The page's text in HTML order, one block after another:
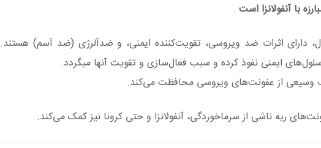
با آنفولانزا است .
دارای اثرات ضد ویروسی، تقویت‌کننده ایمنی، و ضد‌آلرژی (ضد آسم) هستند.
ایمنی نفوذ کرده و سبب فعال‌سازی و تقویت آنها میگردد.
وسیعی از عفونت‌های ویروسی محافظت ‌می‌کند.
ریه ناشی از سرماخوردگی، آنفولانزا و حتی کرونا نیز کمک می‌کند.